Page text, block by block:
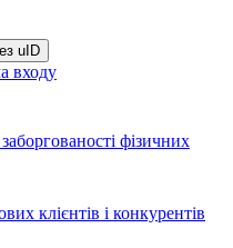
uID
входу
фізичних
клієнтів і конкурентів